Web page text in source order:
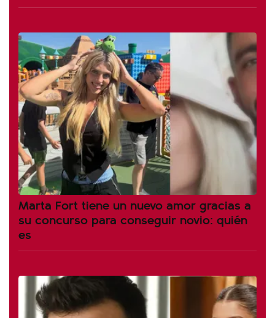
Marta Fort tiene un nuevo amor gracias a
su concurso para conseguir novio: quién
es